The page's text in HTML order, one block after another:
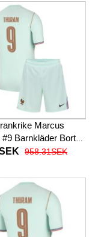
Marcus
Barnkläder Borta
till baby VM
958.31SEK